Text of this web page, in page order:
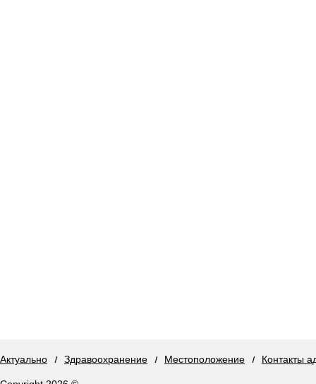
Актуально Здравоохранение Местоположение Контакты